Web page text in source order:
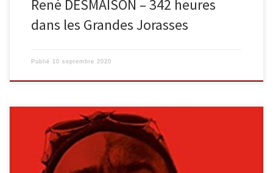
René DESMAISON – 342 heures
dans les Grandes Jorasses
Publié 10 septembre 2020
Alpiniste légendaire, héros de l’Annapurna, Lionel Terray est
l’auteur d’une autobiographie qui demeure, aujourd’hui encore,